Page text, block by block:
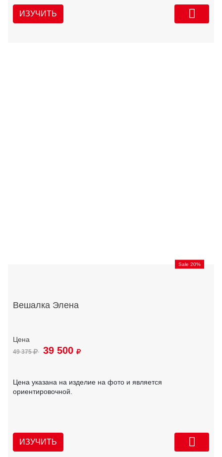
ИЗУЧИТЬ
Sale 20%
Вешалка Элена
49 375 39 500
Цена указана на изделие на фото и является
ориентировочной.
ИЗУЧИТЬ